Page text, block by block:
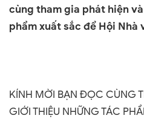
cùng tham gia phát hiện
phẩm xuất sắc để Hội Nhà
KÍNH MỜI BẠN ĐỌC CÙNG
GIỚI THIỆU NHỮNG TÁC